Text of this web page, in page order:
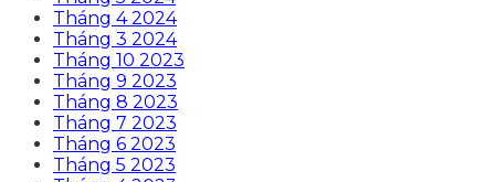
Tháng 4 2024
Tháng 3 2024
Tháng 10 2023
Tháng 9 2023
Tháng 8 2023
Tháng 7 2023
Tháng 6 2023
Tháng 5 2023